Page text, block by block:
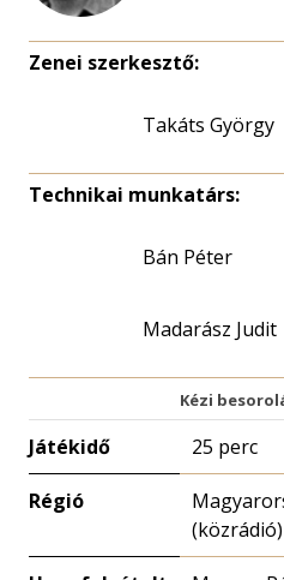
Zenei szerkesztő:
Takáts György
Technikai munkatárs:
Bán Péter
Madarász Judit
Kézi
Játékidő 25 perc
Régió
(közrádió)